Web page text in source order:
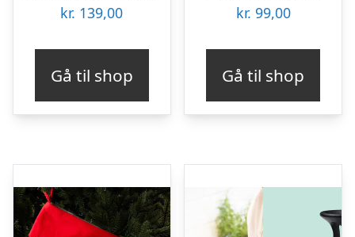
kr. 139,00
Gå til shop
kr. 99,00
Gå til shop